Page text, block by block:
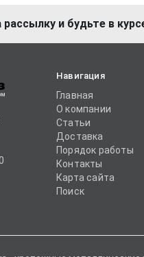
и будьте в
Навигация
Главная
О компании
Статьи
Доставка
Порядок работы
Контакты
Карта сайта
Поиск